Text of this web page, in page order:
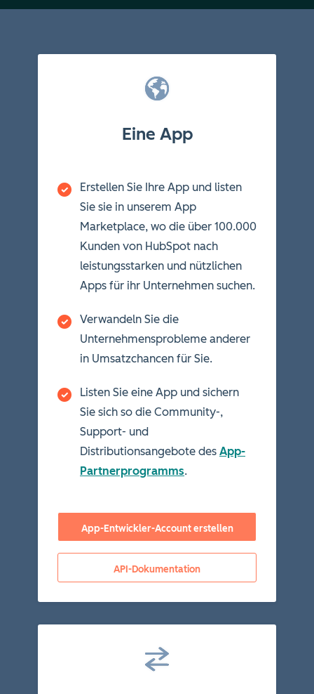
Eine App
Erstellen Sie Ihre App und listen
Sie sie in unserem App
Marketplace, wo die über 100.000
Kunden von HubSpot nach
leistungsstarken und nützlichen
Apps für ihr Unternehmen suchen.
Verwandeln Sie die
Unternehmensprobleme anderer
in Umsatzchancen für Sie.
Listen Sie eine App und sichern
Sie sich so die Community-,
Support- und
Distributionsangebote des App-
Partnerprogramms.
App-Entwickler-Account erstellen
API-Dokumentation